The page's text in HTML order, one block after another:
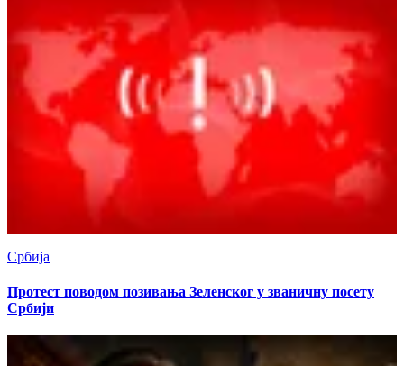
Србија
Протест поводом позивања Зеленског у званичну посету
Србији